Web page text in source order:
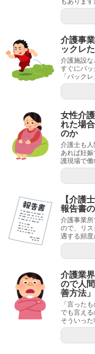
介護事
ックレ
介護施設
すぐにバッ
「バック
女性介
れた場
のか
介護士も
あれば妊
護現場で
【介護
報告書
介護事業
ので、リ
遇する頻
介護業
ので人
善方法」
「言った
でも言え
そういっ